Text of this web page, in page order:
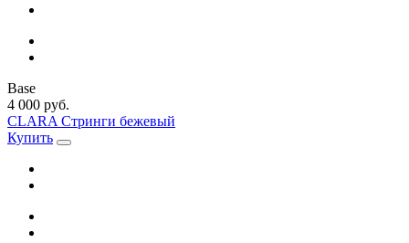
Base
4 000 руб.
CLARA Стринги бежевый
Купить